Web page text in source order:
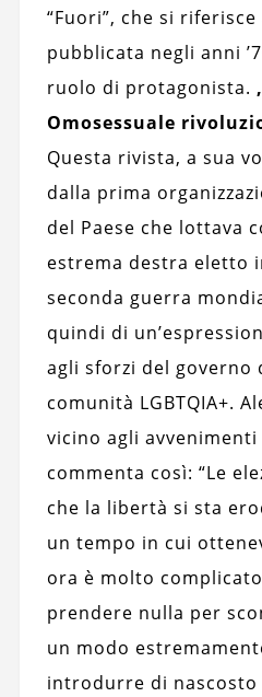
“Fuori”, che si
pubblicata negli anni
ruolo di protagonista. ,
Omosessuale
Questa rivista, a sua
dalla prima
del Paese che lottava
estrema destra eletto
seconda guerra
quindi di
agli sforzi del governo
comunità LGBTQIA+.
vicino agli
commenta così: “Le
che la libertà si sta
un tempo in cui
ora è molto
prendere nulla per
un modo
introdurre di nascosto